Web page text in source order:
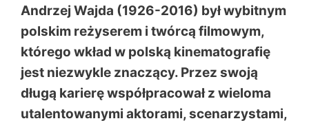
Andrzej Wajda (1926-2016) był wybitnym
polskim reżyserem i twórcą filmowym,
którego wkład w polską kinematografię
jest niezwykle znaczący. Przez swoją
długą karierę współpracował z wieloma
utalentowanymi aktorami, scenarzystami,